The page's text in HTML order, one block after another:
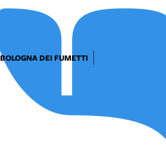
BOLOGNA DEI FUMETTI